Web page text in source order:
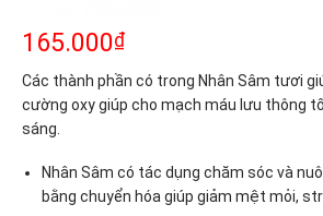
165.000₫
Các thành phần có trong Nhân Sâm tươi
cường oxy giúp cho mạch máu lưu thông
sáng.
Nhân Sâm có tác dụng chăm sóc và
bằng chuyển hóa giúp giảm mệt mỏi,